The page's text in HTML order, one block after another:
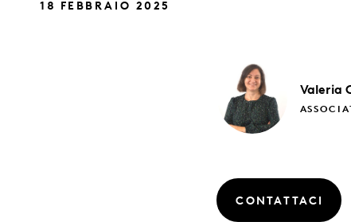
18 FEBBRAIO 2025
Valeria
CONTATTACI